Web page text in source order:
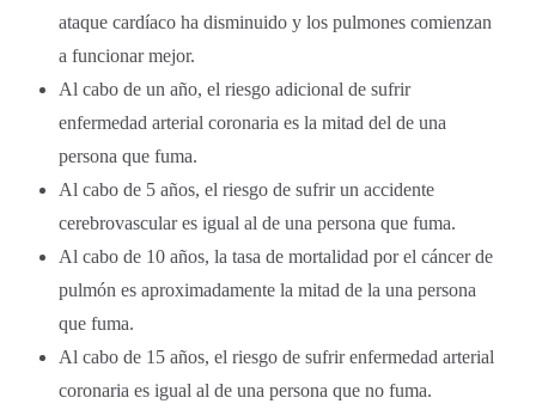
ataque cardíaco ha disminuido y los pulmones comienzan
a funcionar mejor.
Al cabo de un año, el riesgo adicional de sufrir
enfermedad arterial coronaria es la mitad del de una
persona que fuma.
Al cabo de 5 años, el riesgo de sufrir un accidente
cerebrovascular es igual al de una persona que fuma.
Al cabo de 10 años, la tasa de mortalidad por el cáncer de
pulmón es aproximadamente la mitad de la una persona
que fuma.
Al cabo de 15 años, el riesgo de sufrir enfermedad arterial
coronaria es igual al de una persona que no fuma.